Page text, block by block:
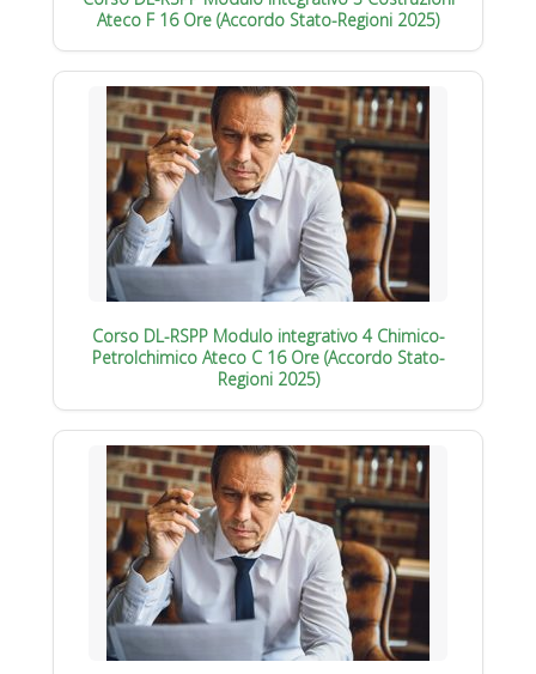
Ateco F 16 Ore (Accordo Stato-Regioni 2025)
Corso DL-RSPP Modulo integrativo 4 Chimico-
Petrolchimico Ateco C 16 Ore (Accordo Stato-
Regioni 2025)